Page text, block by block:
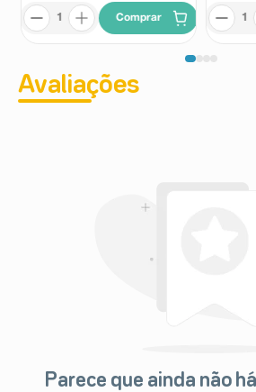
Comprar
Avaliações
Parece que ainda não